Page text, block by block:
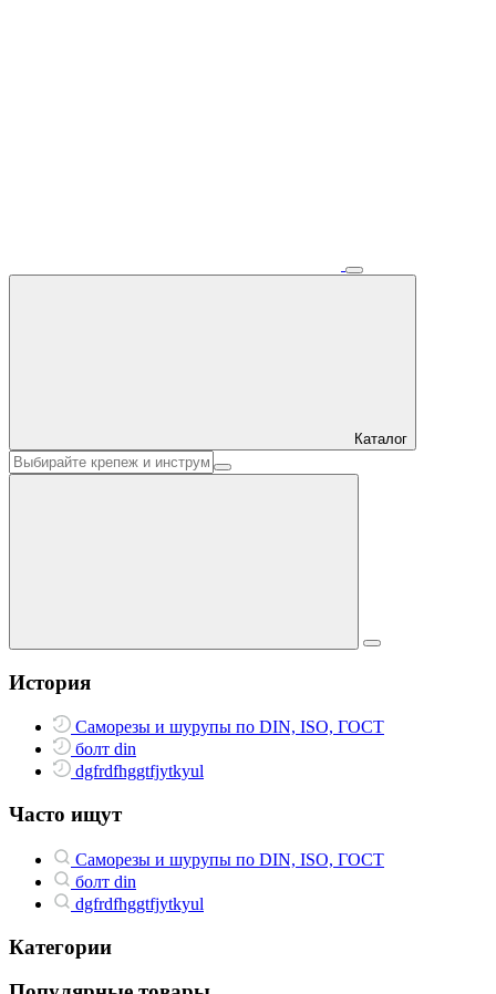
Каталог
История
Саморезы и шурупы по DIN, ISO, ГОСТ
болт din
dgfrdfhggtfjytkyul
Часто ищут
Саморезы и шурупы по DIN, ISO, ГОСТ
болт din
dgfrdfhggtfjytkyul
Категории